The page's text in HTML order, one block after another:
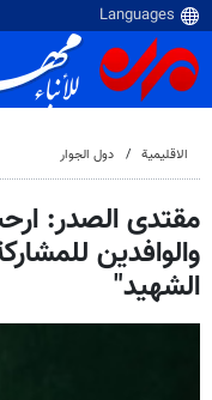
الاقلیمیة دول الجوار
مقتدی الصدر:
والوافدين
الشهيد"